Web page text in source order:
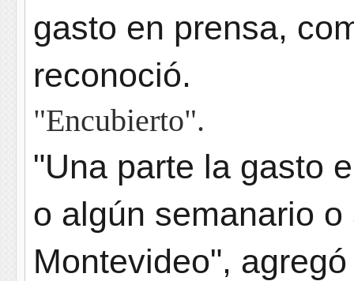
gasto en prensa,
reconoció.
"Encubierto".
"Una parte la gasto
o algún semanario
Montevideo",